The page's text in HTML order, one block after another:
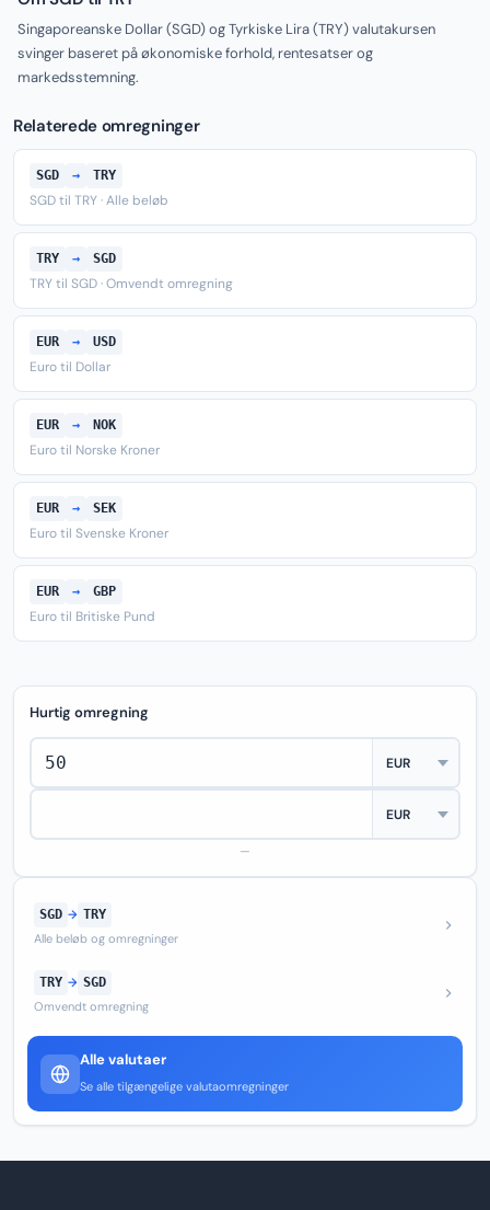
Singaporeanske Dollar (SGD) og Tyrkiske Lira (TRY) valutakursen
svinger baseret på økonomiske forhold, rentesatser og
markedsstemning.
Relaterede omregninger
SGD → TRY
SGD til TRY · Alle beløb
TRY → SGD
TRY til SGD · Omvendt omregning
EUR → USD
Euro til Dollar
EUR → NOK
Euro til Norske Kroner
EUR → SEK
Euro til Svenske Kroner
EUR → GBP
Euro til Britiske Pund
Hurtig omregning
—
SGD → TRY
Alle beløb og omregninger
TRY → SGD
Omvendt omregning
Alle valutaer
Se alle tilgængelige valutaomregninger